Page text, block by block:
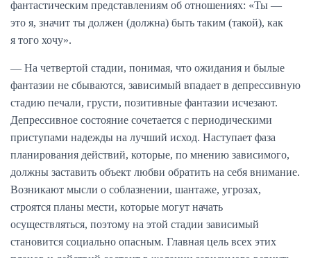
фантастическим представлениям об отношениях: «Ты —
это я, значит ты должен (должна) быть таким (такой), как
я того хочу».
— На четвертой стадии, понимая, что ожидания и былые
фантазии не сбываются, зависимый впадает в депрессивную
стадию печали, грусти, позитивные фантазии исчезают.
Депрессивное состояние сочетается с периодическими
приступами надежды на лучший исход. Наступает фаза
планирования действий, которые, по мнению зависимого,
должны заставить объект любви обратить на себя внимание.
Возникают мысли о соблазнении, шантаже, угрозах,
строятся планы мести, которые могут начать
осуществляться, поэтому на этой стадии зависимый
становится социально опасным. Главная цель всех этих